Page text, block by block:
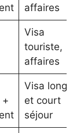
affaires
Visa
touriste,
affaires
+
Visa long
et court
séjour